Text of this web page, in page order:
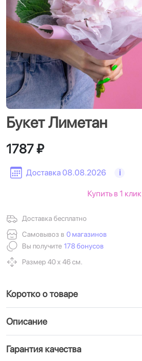
Назад
Букет Лиметан
Доставка 08.08.2026 i
1787 ₽
Доставка бесплатно
Самовывоз в 0 магазинов
Вы получите 178 бонусов
Размер 40 х 46 см.
Купить в 1 клик
Коротко о товаре
Описание
Гарантия качества